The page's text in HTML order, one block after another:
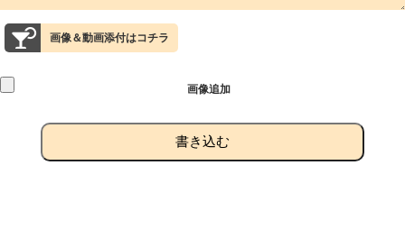
画像＆動画添付はコチラ
画像追加
書き込む